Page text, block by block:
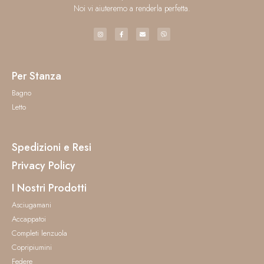
Noi vi aiuteremo a renderla perfetta.
Per Stanza
Bagno
Letto
Spedizioni e Resi
Privacy Policy
I Nostri Prodotti
Asciugamani
Accappatoi
Completi lenzuola
Copripiumini
Federe